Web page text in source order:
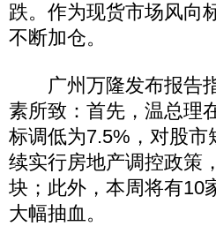
跌。作为现货市场风向
不断加仓。
广州万隆发布报告指
素所致：首先，温总理
标调低为7.5%，对股
续实行房地产调控政策
块；此外，本周将有10
大幅抽血。